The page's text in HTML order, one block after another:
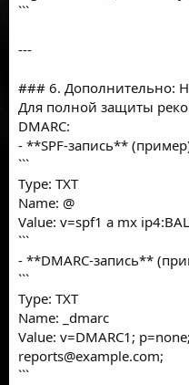
```
---
### 6. Дополнительно:
Для полной защиты
DMARC:
- **SPF-запись**
```
Type: TXT
Name: @
Value: v=spf1 a mx
```
- **DMARC-запись**
```
Type: TXT
Name: _dmarc
Value: v=DMARC1;
reports@example.com;
```